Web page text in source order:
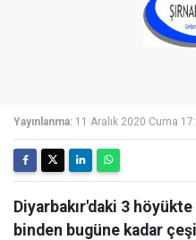
Yayınlanma: 11 Aralık 2020 Cuma
Diyarbakır'daki 3
binden bugüne kadar